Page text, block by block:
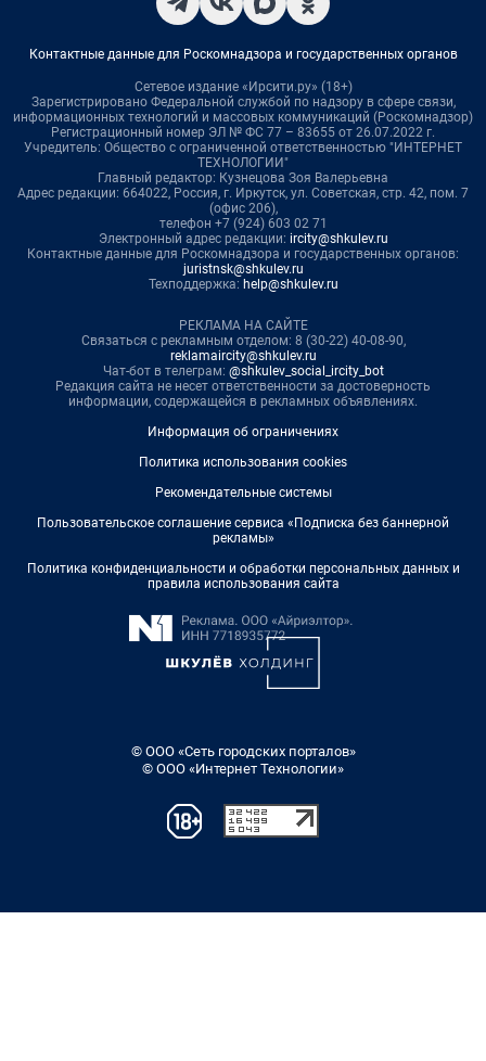
Контактные данные для Роскомнадзора и государственных органов
Сетевое издание «Ирсити.ру» (18+)
Зарегистрировано Федеральной службой по надзору в сфере связи,
информационных технологий и массовых коммуникаций (Роскомнадзор)
Регистрационный номер ЭЛ № ФС 77 – 83655 от 26.07.2022 г.
Учредитель: Общество с ограниченной ответственностью "ИНТЕРНЕТ
ТЕХНОЛОГИИ"
Главный редактор: Кузнецова Зоя Валерьевна
Адрес редакции: 664022, Россия, г. Иркутск, ул. Советская, стр. 42, пом. 7
(офис 206),
телефон +7 (924) 603 02 71
Электронный адрес редакции: ircity@shkulev.ru
Контактные данные для Роскомнадзора и государственных органов:
juristnsk@shkulev.ru
Техподдержка: help@shkulev.ru
РЕКЛАМА НА САЙТЕ
Связаться с рекламным отделом: 8 (30-22) 40-08-90,
reklamaircity@shkulev.ru
Чат-бот в телеграм: @shkulev_social_ircity_bot
Редакция сайта не несет ответственности за достоверность
информации, содержащейся в рекламных объявлениях.
Информация об ограничениях
Политика использования cookies
Рекомендательные системы
Пользовательское соглашение сервиса «Подписка без баннерной
рекламы»
Политика конфиденциальности и обработки персональных данных и
правила использования сайта
© ООО «Сеть городских порталов»
© ООО «Интернет Технологии»